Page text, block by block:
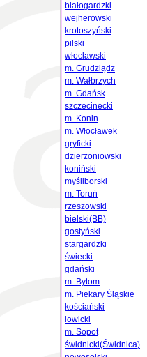
białogardzki
wejherowski
krotoszyński
pilski
włocławski
m. Grudziądz
m. Wałbrzych
m. Gdańsk
szczecinecki
m. Konin
m. Włocławek
gryficki
dzierżoniowski
koniński
myśliborski
m. Toruń
rzeszowski
bielski(BB)
gostyński
stargardzki
świecki
gdański
m. Bytom
m. Piekary Śląskie
kościański
łowicki
m. Sopot
świdnicki(Świdnica)